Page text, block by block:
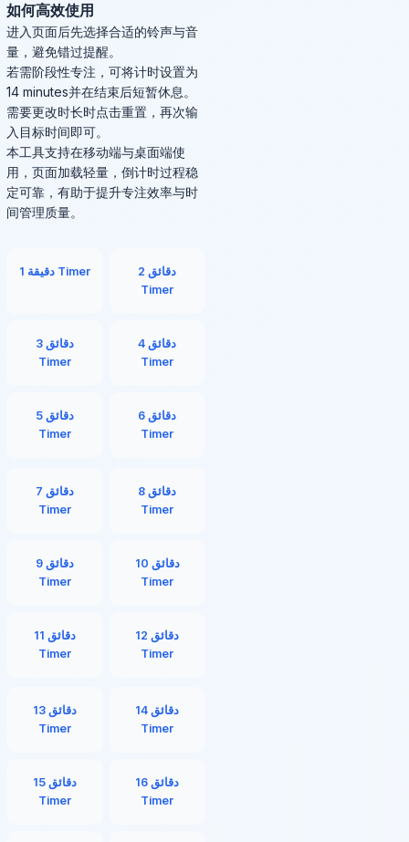
如何高效使用
进入页面后先选择合适的铃声与音
量，避免错过提醒。
若需阶段性专注，可将计时设置为
14 minutes并在结束后短暂休息。
需要更改时长时点击重置，再次输
入目标时间即可。
本工具支持在移动端与桌面端使
用，页面加载轻量，倒计时过程稳
定可靠，有助于提升专注效率与时
间管理质量。
1 دقيقة Timer
2 دقائق
Timer
3 دقائق
Timer
4 دقائق
Timer
5 دقائق
Timer
6 دقائق
Timer
7 دقائق
Timer
8 دقائق
Timer
9 دقائق
Timer
10 دقائق
Timer
11 دقائق
Timer
12 دقائق
Timer
13 دقائق
Timer
14 دقائق
Timer
15 دقائق
Timer
16 دقائق
Timer